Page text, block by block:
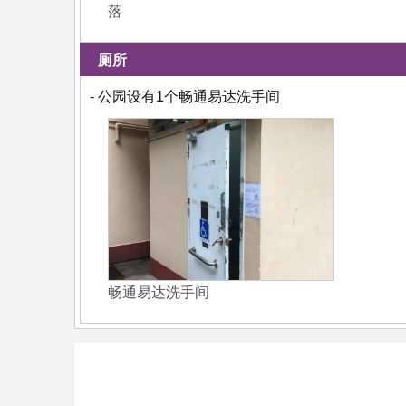
落
厕所
- 公园设有1个畅通易达洗手间
畅通易达洗手间